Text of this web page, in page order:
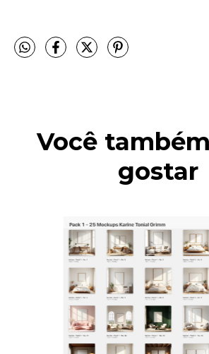
Você
gostar